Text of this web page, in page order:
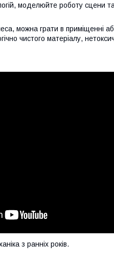
моделюйте роботу сцени
можна грати в приміщенні
чистого матеріалу,
з ранніх років.